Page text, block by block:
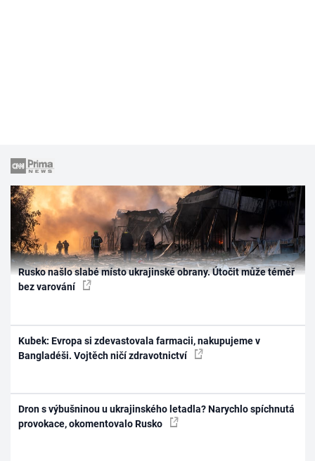
Rusko našlo slabé místo ukrajinské obrany. Útočit může téměř
bez varování
Kubek: Evropa si zdevastovala farmacii, nakupujeme v
Bangladéši. Vojtěch ničí zdravotnictví
Dron s výbušninou u ukrajinského letadla? Narychlo spíchnutá
provokace, okomentovalo Rusko